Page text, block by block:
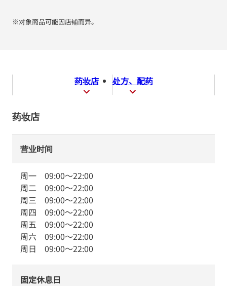
※对象商品可能因店铺而异。
药妆店 处方、配药
药妆店
营业时间
周一 09:00～22:00
周二 09:00～22:00
周三 09:00～22:00
周四 09:00～22:00
周五 09:00～22:00
周六 09:00～22:00
周日 09:00～22:00
固定休息日